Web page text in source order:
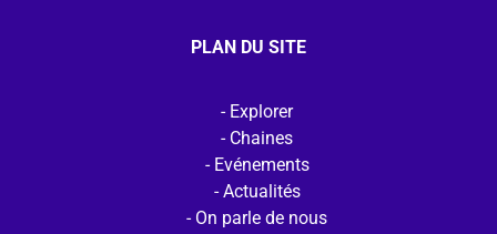
PLAN DU SITE
Explorer
Chaines
Evénements
Actualités
On parle de nous